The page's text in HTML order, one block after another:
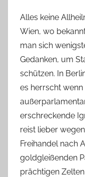
Alles keine
Wien, wo
man sich
Gedanken, um
schützen. In
es herrscht
erschreckende
reist lieber
Freihandel nach
goldgleißenden
prächtigen